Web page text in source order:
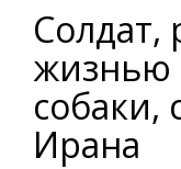
жизнью
собаки,
Ирана